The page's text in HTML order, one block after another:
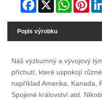
Popis výrobku
Náš výzkumný a vývojový
příchutí, které uspokojí
například Amerika, Kanada,
Spojené království atd.